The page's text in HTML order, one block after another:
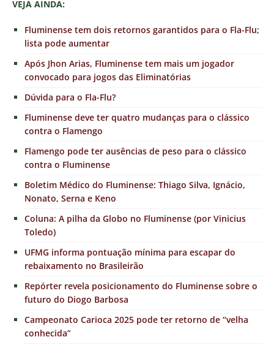
VEJA AINDA:
Fluminense tem dois retornos garantidos para o Fla-Flu;
lista pode aumentar
Após Jhon Arias, Fluminense tem mais um jogador
convocado para jogos das Eliminatórias
Dúvida para o Fla-Flu?
Fluminense deve ter quatro mudanças para o clássico
contra o Flamengo
Flamengo pode ter ausências de peso para o clássico
contra o Fluminense
Boletim Médico do Fluminense: Thiago Silva, Ignácio,
Nonato, Serna e Keno
Coluna: A pilha da Globo no Fluminense (por Vinicius
Toledo)
UFMG informa pontuação mínima para escapar do
rebaixamento no Brasileirão
Repórter revela posicionamento do Fluminense sobre o
futuro do Diogo Barbosa
Campeonato Carioca 2025 pode ter retorno de “velha
conhecida”